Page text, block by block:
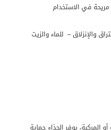
في الاستخدام
والإنزلاق – للماء والزيت
المركبة، يوفر الحذاء حماية